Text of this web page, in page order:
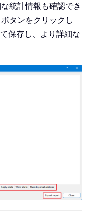
統計情報も確認でき
タンをクリックし
保存し、より詳細な